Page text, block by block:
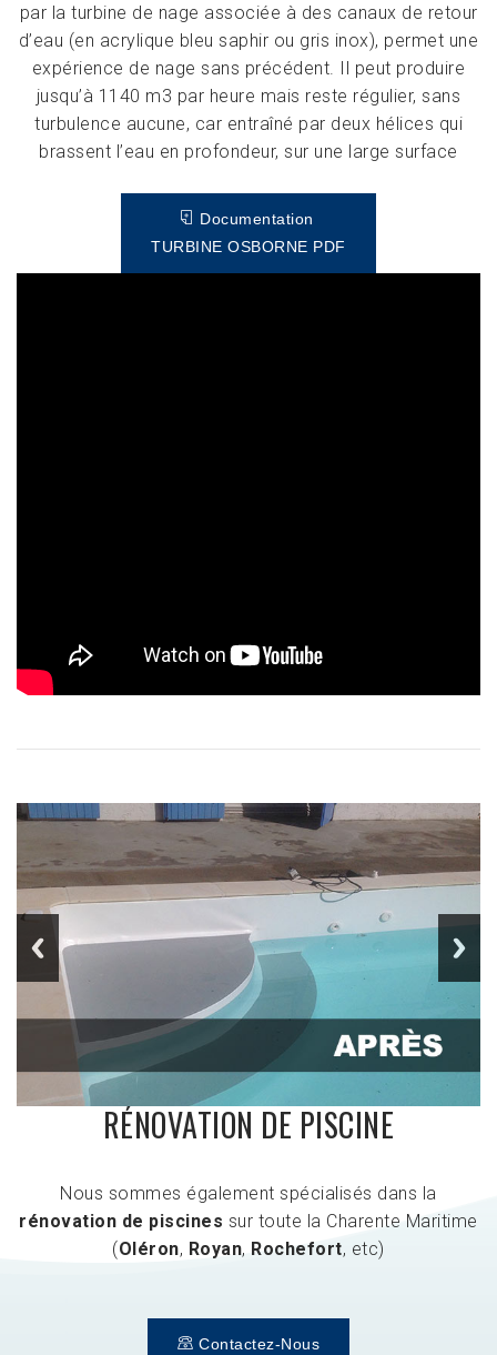
par la turbine de nage associée à des canaux de retour
d’eau (en acrylique bleu saphir ou gris inox), permet une
expérience de nage sans précédent. Il peut produire
jusqu’à 1140 m3 par heure mais reste régulier, sans
turbulence aucune, car entraîné par deux hélices qui
brassent l’eau en profondeur, sur une large surface
Documentation
TURBINE OSBORNE PDF
RÉNOVATION DE PISCINE
Nous sommes également spécialisés dans la
rénovation de piscines sur toute la Charente Maritime
(Oléron, Royan, Rochefort, etc)
Contactez-Nous